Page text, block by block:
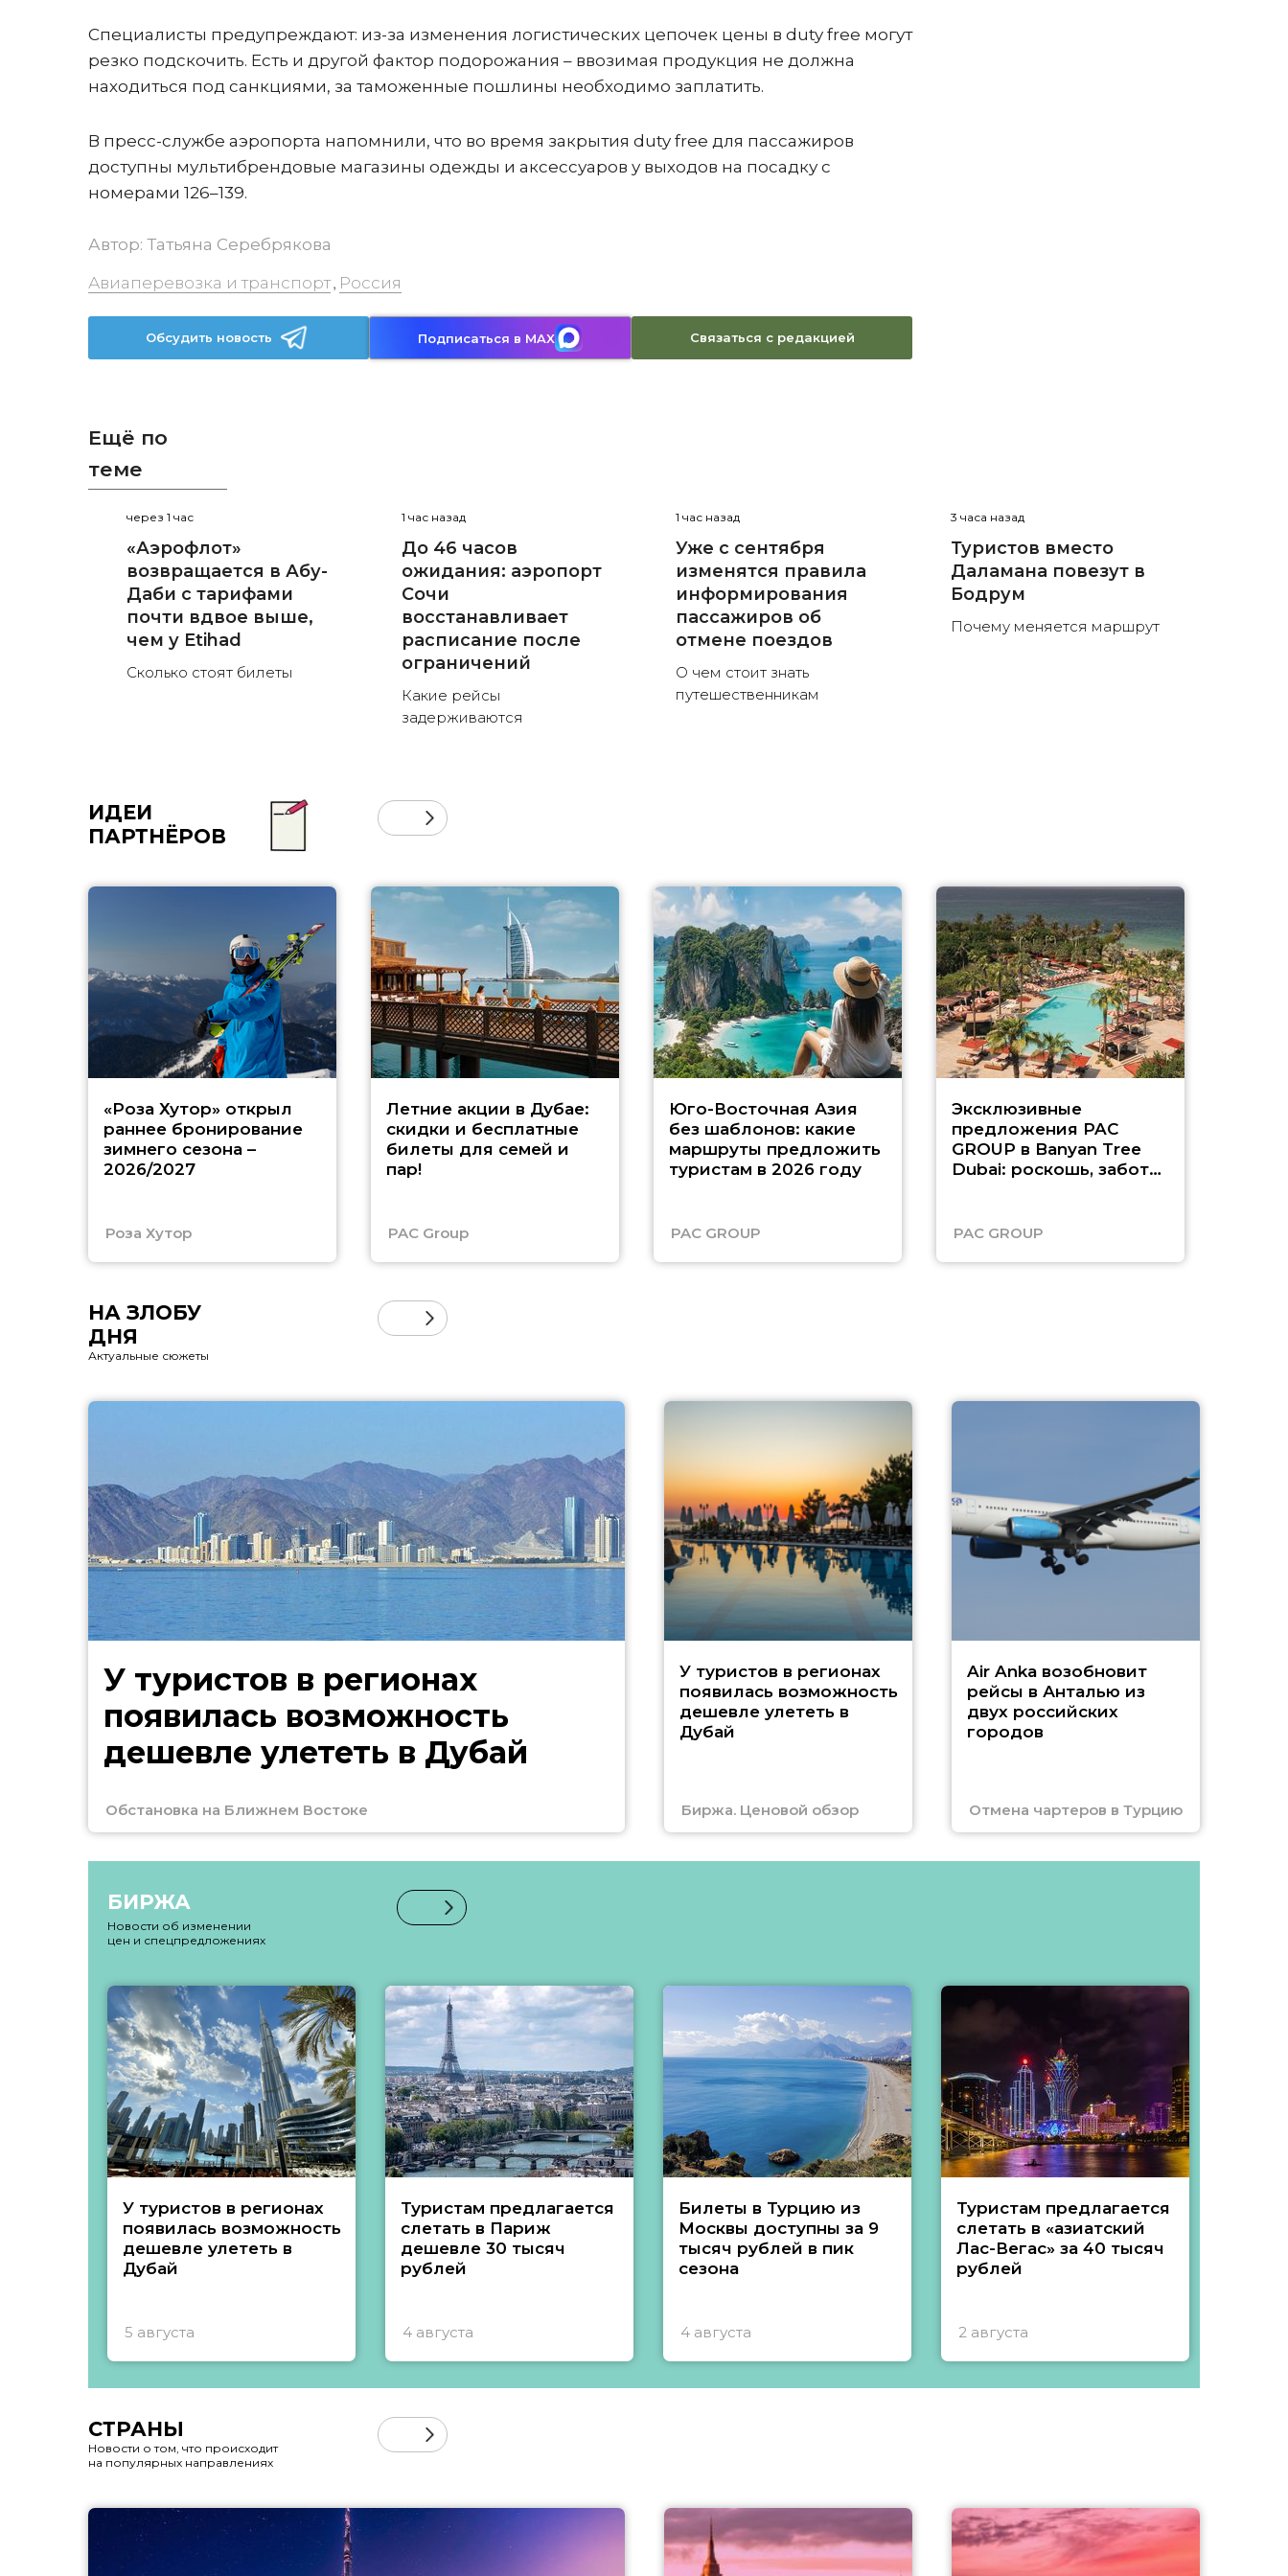
Специалисты предупреждают: из-за изменения логистических цепочек цены в duty free могут
резко подскочить. Есть и другой фактор подорожания – ввозимая продукция не должна
находиться под санкциями, за таможенные пошлины необходимо заплатить.
В пресс-службе аэропорта напомнили, что во время закрытия duty free для пассажиров
доступны мультибрендовые магазины одежды и аксессуаров у выходов на посадку с
номерами 126–139.
Автор: Татьяна Серебрякова
Авиаперевозка и транспорт, Россия
Обсудить новость Подписаться в MAX Связаться с редакцией
Ещё по
теме
через 1 час
«Аэрофлот»
возвращается в Абу-
Даби с тарифами
почти вдвое выше,
чем у Etihad
Сколько стоят билеты
1 час назад
До 46 часов
ожидания: аэропорт
Сочи
восстанавливает
расписание после
ограничений
Какие рейсы
задерживаются
1 час назад
Уже с сентября
изменятся правила
информирования
пассажиров об
отмене поездов
О чем стоит знать
путешественникам
3 часа назад
Туристов вместо
Даламана повезут в
Бодрум
Почему меняется маршрут
ИДЕИ
ПАРТНЁРОВ
«Роза Хутор» открыл
раннее бронирование
зимнего сезона –
2026/2027
Роза Хутор
Летние акции в Дубае:
скидки и бесплатные
билеты для семей и
пар!
PAC Group
Юго-Восточная Азия
без шаблонов: какие
маршруты предложить
туристам в 2026 году
PAC GROUP
Эксклюзивные
предложения PAC
GROUP в Banyan Tree
Dubai: роскошь, забота
PAC GROUP
НА ЗЛОБУ
ДНЯ
Актуальные сюжеты
У туристов в регионах
появилась возможность
дешевле улететь в Дубай
Обстановка на Ближнем Востоке
У туристов в регионах
появилась возможность
дешевле улететь в
Дубай
Биржа. Ценовой обзор
Air Anka возобновит
рейсы в Анталью из
двух российских
городов
Отмена чартеров в Турцию
БИРЖА
Новости об изменении
цен и спецпредложениях
У туристов в регионах
появилась возможность
дешевле улететь в
Дубай
5 августа
Туристам предлагается
слетать в Париж
дешевле 30 тысяч
рублей
4 августа
Билеты в Турцию из
Москвы доступны за 9
тысяч рублей в пик
сезона
4 августа
Туристам предлагается
слетать в «азиатский
Лас-Вегас» за 40 тысяч
рублей
2 августа
СТРАНЫ
Новости о том, что происходит
на популярных направлениях